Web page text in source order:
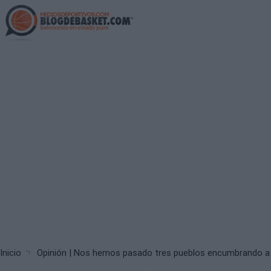
Skip
to
main
Breadcrumb
Inicio Opinión | Nos hemos pasado tres pueblos encumbrando